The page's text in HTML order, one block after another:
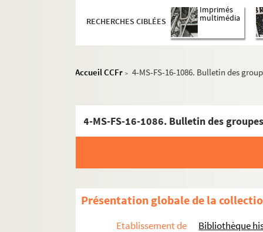
RECHERCHES CIBLÉES
Imprimés
multimédia
Accueil CCFr > 4-MS-FS-16-1086. Bulletin des
Présentation globale de la
Etablissement de
Bibliothèque